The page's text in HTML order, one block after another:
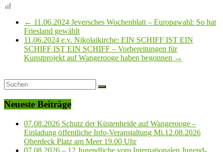
← 11.06.2024 Jeversches Wochenblatt – Europawahl: So hat
Friesland gewählt
11.06.2024 e.v. Nikolaikirche: EIN SCHIFF IST EIN
SCHIFF IST EIN SCHIFF – Vorbereitungen für
Kunstprojekt auf Wangerooge haben begonnen →
Neueste Beiträge
07.08.2026 Schutz der Küstenheide auf Wangerooge –
Einladung öffentliche Info-Veranstaltung Mi.12.08.2026
Oberdeck Platz am Meer 19.00 Uhr
07.08.2026 – 12 Jugendliche vom Internationalen Jugend-